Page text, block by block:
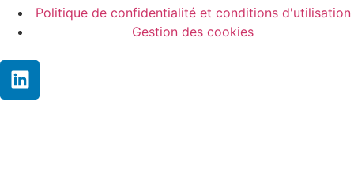
Politique de confidentialité et conditions d'utilisation
Gestion des cookies